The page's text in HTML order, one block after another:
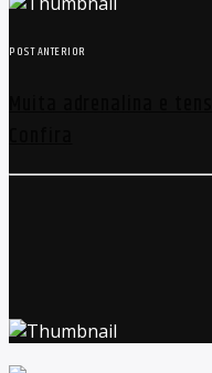
POST ANTERIOR